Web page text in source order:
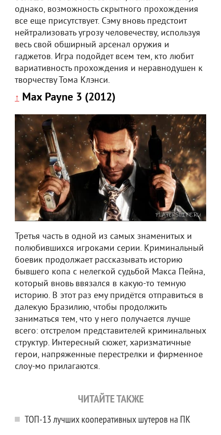
однако, возможность скрытного прохождения
все еще присутствует. Сэму вновь предстоит
нейтрализовать угрозу человечеству, используя
весь свой обширный арсенал оружия и
гаджетов. Игра подойдет всем тем, кто любит
вариативность прохождения и неравнодушен к
творчеству Тома Клэнси.
↑ Max Payne 3 (2012)
Третья часть в одной из самых знаменитых и
полюбившихся игроками серии. Криминальный
боевик продолжает рассказывать историю
бывшего копа с нелегкой судьбой Макса Пейна,
который вновь ввязался в какую-то темную
историю. В этот раз ему придётся отправиться в
далекую Бразилию, чтобы продолжить
заниматься тем, что у него получается лучше
всего: отстрелом представителей криминальных
структур. Интересный сюжет, харизматичные
герои, напряженные перестрелки и фирменное
слоу-мо прилагаются.
ЧИТАЙТЕ ТАКЖЕ
ТОП-13 лучших кооперативных шутеров на ПК